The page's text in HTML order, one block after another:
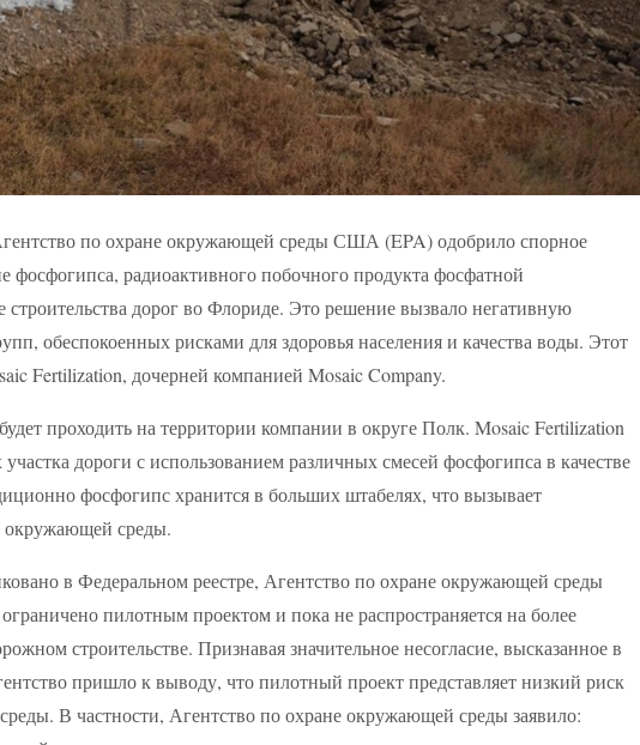
по охране окружающей среды США (EPA) одобрило спорное
фосфогипса, радиоактивного побочного продукта фосфатной
дорог во Флориде. Это решение вызвало негативную
обеспокоенных рисками для здоровья населения и качества воды. Этот
Fertilization, дочерней компанией Mosaic Company.
проходить на территории компании в округе Полк. Mosaic Fertilization
дороги с использованием различных смесей фосфогипса в качестве
фосфогипс хранится в больших штабелях, что вызывает
окружающей среды.
в Федеральном реестре, Агентство по охране окружающей среды
пилотным проектом и пока не распространяется на более
строительстве. Признавая значительное несогласие, высказанное в
пришло к выводу, что пилотный проект представляет низкий риск
В частности, Агентство по охране окружающей среды заявило: